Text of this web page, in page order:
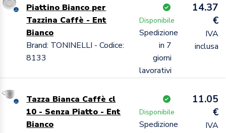
Piattino Bianco per
Tazzina Caffè - Ent
Bianco
Brand: TONINELLI - Codice:
8133
Disponibile
Spedizione
in 7
giorni
lavorativi
14.37
€
IVA
inclusa
Tazza Bianca Caffè cl
10 - Senza Piatto - Ent
Bianco
Disponibile
Spedizione
11.05
€
IVA